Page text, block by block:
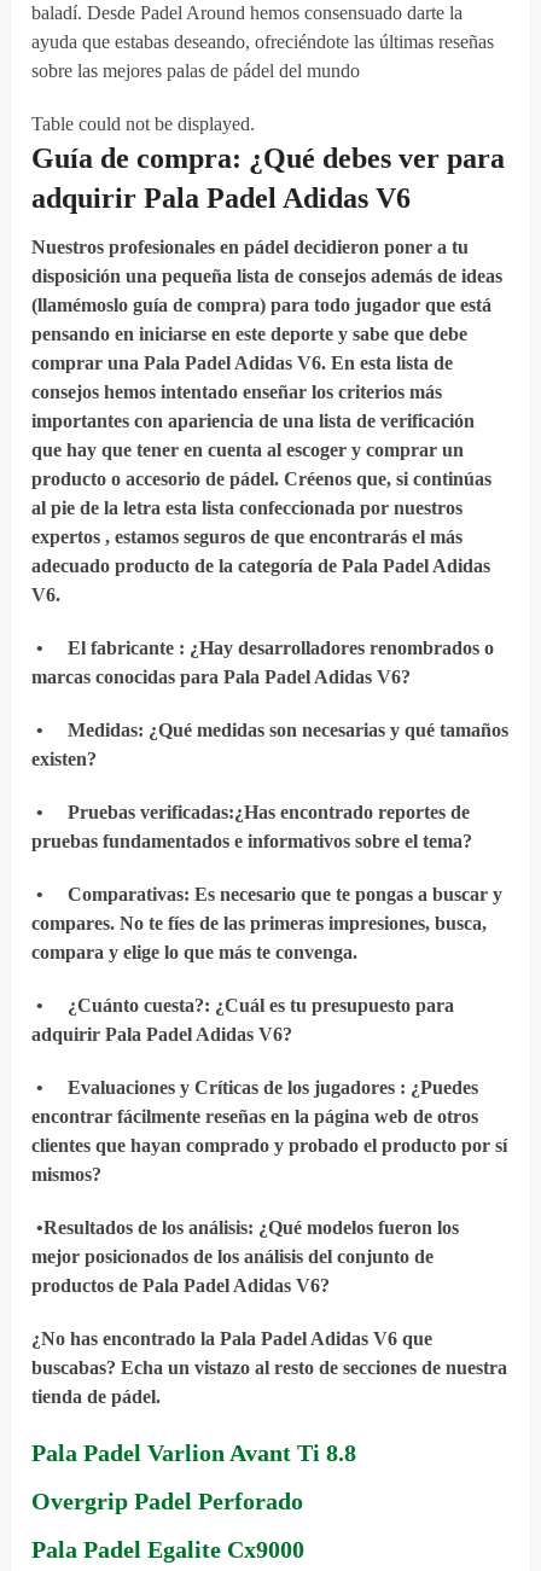
baladí. Desde Padel Around hemos consensuado darte la
ayuda que estabas deseando, ofreciéndote las últimas reseñas
sobre las mejores palas de pádel del mundo
Table could not be displayed.
Guía de compra: ¿Qué debesver para
adquirir Pala Padel Adidas V6
Nuestros profesionales en pádel decidieron poner a tu
disposición una pequeña lista de consejos además de ideas
(llamémoslo guía de compra) para todo jugador que está
pensando en iniciarse en este deporte y sabe que debe
comprar una Pala Padel Adidas V6. En esta lista de
consejos hemos intentado enseñar los criterios más
importantes con apariencia de una lista de verificación
que hay que tener en cuenta al escoger y comprar un
producto o accesorio de pádel. Créenos que, si continúas
al pie de la letra esta lista confeccionada por nuestros
expertos , estamos seguros de que encontrarás el más
adecuado producto de la categoría de Pala Padel Adidas
V6.
•El fabricante : ¿Hay desarrolladores renombrados o
marcas conocidas para Pala Padel Adidas V6?
•Medidas: ¿Qué medidas son necesarias y qué tamaños
existen?
• Pruebas verificadas:¿Has encontrado reportes de
pruebas fundamentados e informativos sobre el tema?
•Comparativas: Es necesario que te pongas a buscar y
compares. No te fíes de las primeras impresiones, busca,
compara y elige lo que más te convenga.
• ¿Cuánto cuesta?: ¿Cuál es tu presupuesto para
adquirir Pala Padel Adidas V6?
•Evaluaciones y Críticas de los jugadores : ¿Puedes
encontrar fácilmente reseñas en la página web de otros
clientes que hayan comprado y probado el producto por sí
mismos?
•Resultados de los análisis: ¿Qué modelos fueron los
mejor posicionados de los análisis del conjunto de
productos de Pala Padel Adidas V6?
¿No has encontrado la Pala Padel Adidas V6 que
buscabas? Echa un vistazo al resto de secciones de nuestra
tienda de pádel.
Pala Padel Varlion Avant Ti 8.8
Overgrip Padel Perforado
Pala Padel Egalite Cx9000